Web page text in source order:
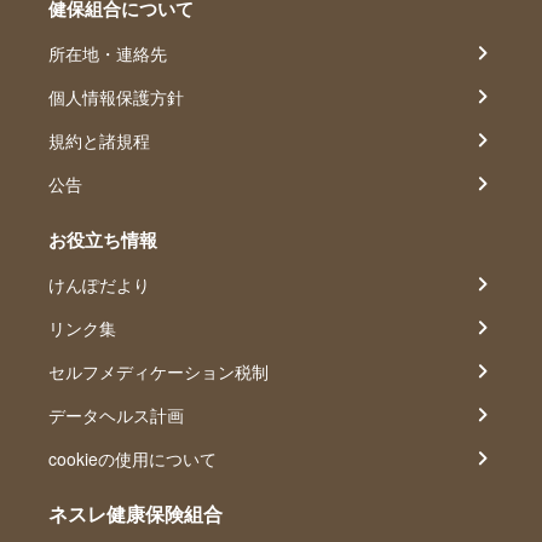
健保組合について
所在地・連絡先
個人情報保護方針
規約と諸規程
公告
お役立ち情報
けんぽだより
リンク集
セルフメディケーション税制
データヘルス計画
cookieの使用について
ネスレ健康保険組合